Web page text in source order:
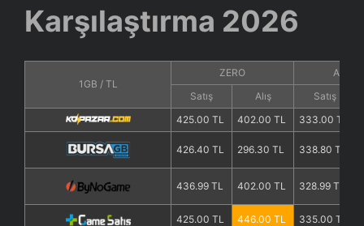
Itemler
Etkinlik Saatleri
Knight Online
Karşılaştırma 2026
1GB / TL
ZERO
Satış
Alış
Satış
425.00 TL
402.00 TL 333.00 TL
426.40 TL 296.30 TL 338.80 TL
436.99 TL 402.00 TL 328.99 TL
425.00 TL 446.00 TL 335.00 TL